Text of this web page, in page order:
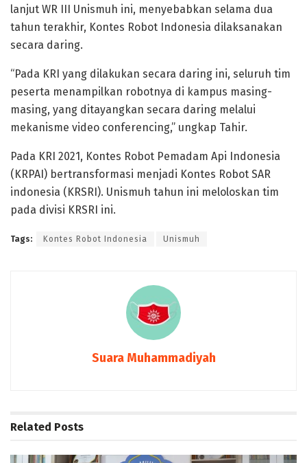
lanjut WR III Unismuh ini, menyebabkan selama dua
tahun terakhir, Kontes Robot Indonesia dilaksanakan
secara daring.
“Pada KRI yang dilakukan secara daring ini, seluruh tim
peserta menampilkan robotnya di kampus masing-
masing, yang ditayangkan secara daring melalui
mekanisme video conferencing,” ungkap Tahir.
Pada KRI 2021, Kontes Robot Pemadam Api Indonesia
(KRPAI) bertransformasi menjadi Kontes Robot SAR
indonesia (KRSRI). Unismuh tahun ini meloloskan tim
pada divisi KRSRI ini.
Tags: Kontes Robot Indonesia Unismuh
Suara Muhammadiyah
Related Posts